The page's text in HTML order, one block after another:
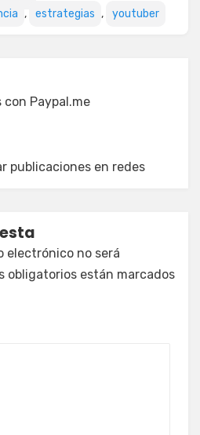
, estrategias , youtuber
Paypal.me
publicaciones en redes
electrónico no será
obligatorios están marcados